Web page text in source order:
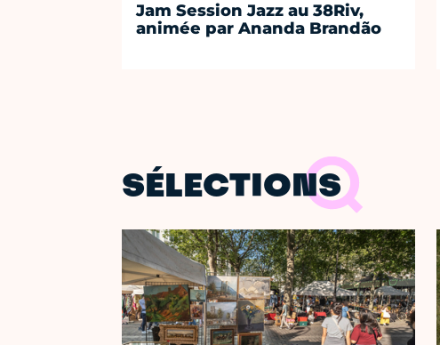
Jam Session Jazz au 38Riv,
animée par Ananda Brandão
SÉLECTIONS